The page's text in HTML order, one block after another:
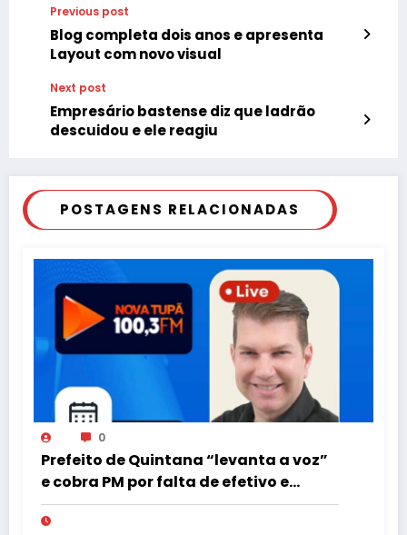
Previous post
Blog completa dois anos e apresenta
Layout com novo visual
Next post
Empresário bastense diz que ladrão
descuidou e ele reagiu
POSTAGENS RELACIONADAS
0
Prefeito de Quintana “levanta a voz”
e cobra PM por falta de efetivo e
viaturas na região